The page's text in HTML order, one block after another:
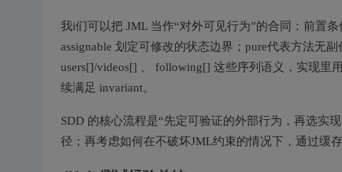
我i们可以把 JML 当作“对外可见行为”的合同：前置
assignable 划定可修改的状态边界；pure代表方法无
users[]/videos[] 、 following[] 这些序列语义，实现里
续满足 invariant。
SDD 的核心流程是“先定可验证的外部行为，再选实
径；再考虑如何在不破坏JML约束的情况下，通过缓